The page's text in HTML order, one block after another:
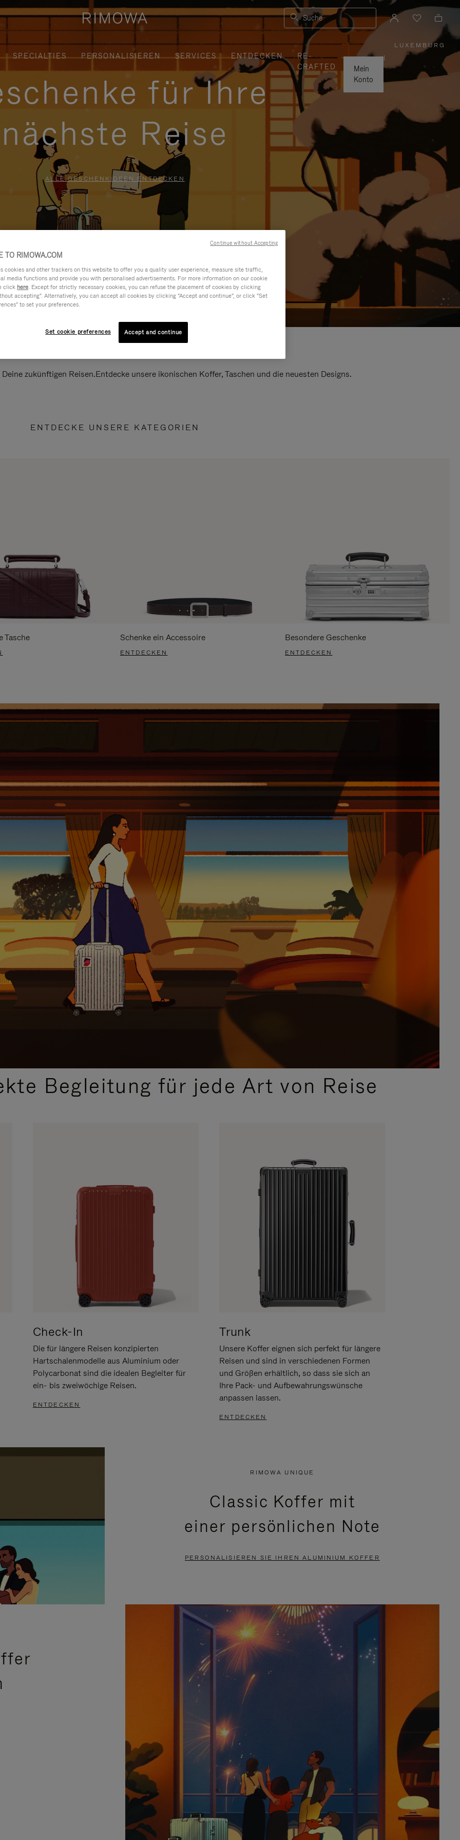
Suche
SPECIALTIES PERSONALISIEREN SERVICES ENTDECKEN
RE-
CRAFTED
Mein
Konto
LUXEMBURG
,
WÄHLEN
IHRE
REGION
AUS
|
für Ihre
nächste Reise
ALLE GESCHENKIDEEN ENTDECKEN
zukünftigen Reisen.Entdecke unsere ikonischen Koffer, Taschen und die neuesten Designs.
ENTDECKE UNSERE KATEGORIEN
Tasche Schenke ein Accessoire
ENTDECKEN
Besondere Geschenke
ENTDECKEN
Begleitung für jede Art von Reise
Check-In
Die für längere Reisen konzipierten
Hartschalenmodelle aus Aluminium oder
Polycarbonat sind die idealen Begleiter für
ein- bis zweiwöchige Reisen.
ENTDECKEN
Trunk
Unsere Koffer eignen sich perfekt für längere
Reisen und sind in verschiedenen Formen
und Größen erhältlich, so dass sie sich an
Ihre Pack- und Aufbewahrungswünsche
anpassen lassen.
ENTDECKEN
RIMOWA UNIQUE
Classic Koffer mit
einer persönlichen Note
PERSONALISIEREN SIE IHREN ALUMINIUM KOFFER
TO RIMOWA.COM
cookies and other trackers on this website to offer you a quality user experience, measure site traffic,
media functions and provide you with personalised advertisements. For more information on our cookie
click here. Except for strictly necessary cookies, you can refuse the placement of cookies by clicking
accepting". Alternatively, you can accept all cookies by clicking "Accept and continue", or click "Set
to set your preferences.
Set cookie preferences Accept and continue
Continue without Accepting